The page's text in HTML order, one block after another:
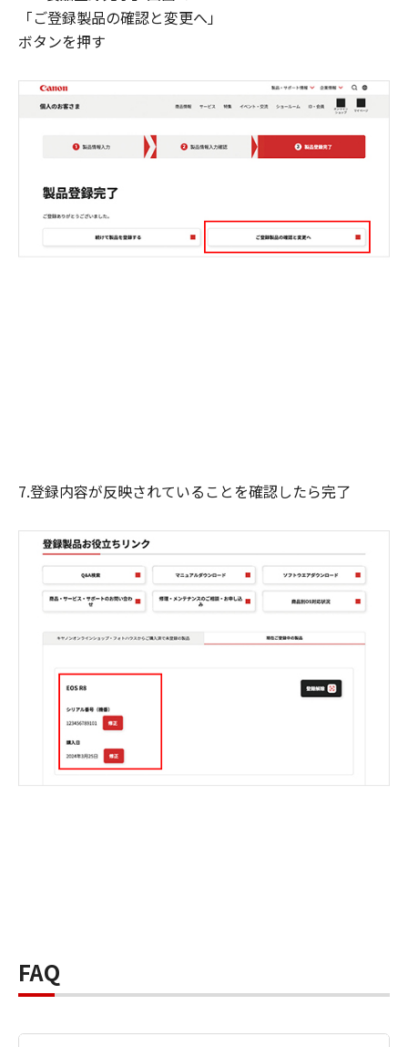
「ご登録製品の確認と変更へ」
ボタンを押す
7.登録内容が反映されていることを確認したら完了
FAQ